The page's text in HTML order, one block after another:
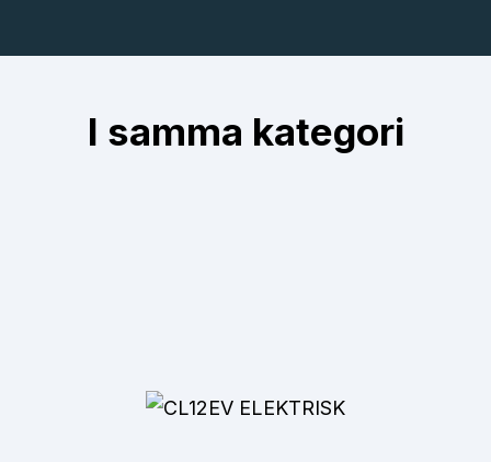
I samma kategori